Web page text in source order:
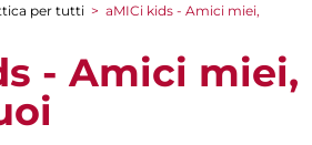
per tutti > aMICi kids - Amici miei,
- Amici miei,